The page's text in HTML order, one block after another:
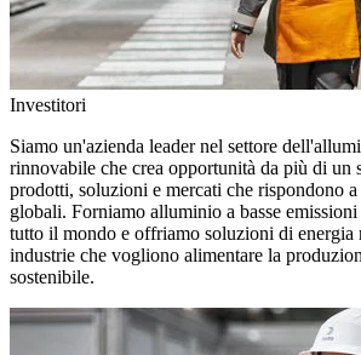
Investitori
Siamo un'azienda leader nel settore
rinnovabile che crea opportunità da più di un
prodotti, soluzioni e mercati che rispondono a
globali. Forniamo alluminio a basse
tutto il mondo e offriamo soluzioni di energia
industrie che vogliono alimentare la
sostenibile.